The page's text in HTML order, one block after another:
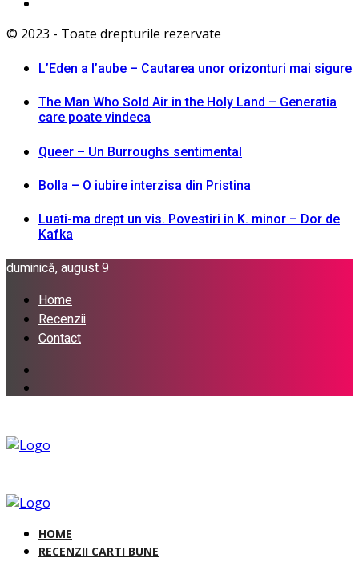
© 2023 - Toate drepturile rezervate
L’Eden a I’aube – Cautarea unor orizonturi mai sigure
The Man Who Sold Air in the Holy Land – Generatia
care poate vindeca
Queer – Un Burroughs sentimental
Bolla – O iubire interzisa din Pristina
Luati-ma drept un vis. Povestiri in K. minor – Dor de
Kafka
duminică, august 9
Home
Recenzii
Contact
HOME
RECENZII CARTI BUNE